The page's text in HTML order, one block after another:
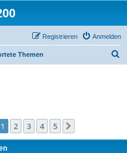
Anmelden
Registrieren
Themen
1 2 3 4 5